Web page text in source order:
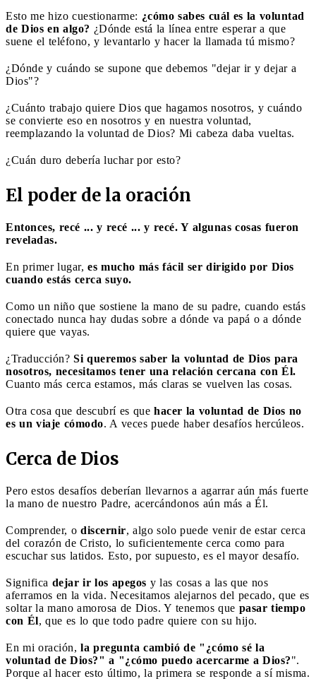
Esto me hizo cuestionarme: ¿cómo sabes cuál es la voluntad
de Dios en algo? ¿Dónde está la línea entre esperar a que
suene el teléfono, y levantarlo y hacer la llamada tú mismo?
¿Dónde y cuándo se supone que debemos "dejar ir y dejar a
Dios"?
¿Cuánto trabajo quiere Dios que hagamos nosotros, y cuándo
se convierte eso en nosotros y en nuestra voluntad,
reemplazando la voluntad de Dios? Mi cabeza daba vueltas.
¿Cuán duro debería luchar por esto?
El poder de la oración
Entonces, recé ... y recé ... y recé. Y algunas cosas fueron
reveladas.
En primer lugar, es mucho más fácil ser dirigido por Dios
cuando estás cerca suyo.
Como un niño que sostiene la mano de su padre, cuando estás
conectado nunca hay dudas sobre a dónde va papá o a dónde
quiere que vayas.
¿Traducción? Si queremos saber la voluntad de Dios para
nosotros, necesitamos tener una relación cercana con Él.
Cuanto más cerca estamos, más claras se vuelven las cosas.
Otra cosa que descubrí es que hacer la voluntad de Dios no
es un viaje cómodo. A veces puede haber desafíos hercúleos.
Cerca de Dios
Pero estos desafíos deberían llevarnos a agarrar aún más fuerte
la mano de nuestro Padre, acercándonos aún más a Él.
Comprender, o discernir, algo solo puede venir de estar cerca
del corazón de Cristo, lo suficientemente cerca como para
escuchar sus latidos. Esto, por supuesto, es el mayor desafío.
Significa dejar ir los apegos y las cosas a las que nos
aferramos en la vida. Necesitamos alejarnos del pecado, que es
soltar la mano amorosa de Dios. Y tenemos que pasar tiempo
con Él, que es lo que todo padre quiere con su hijo.
En mi oración, la pregunta cambió de "¿cómo sé la
voluntad de Dios?" a "¿cómo puedo acercarme a Dios?".
Porque al hacer esto último, la primera se responde a sí misma.